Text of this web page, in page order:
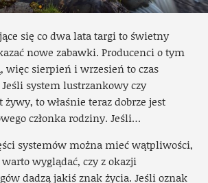
się co dwa lata targi to świetny
nowe zabawki. Producenci o tym
więc sierpień i wrzesień to czas
system lustrzankowy czy
to właśnie teraz dobrze jest
członka rodziny. Jeśli…
systemów można mieć wątpliwości,
wyglądać, czy z okazji
dadzą jakiś znak życia. Jeśli oznak